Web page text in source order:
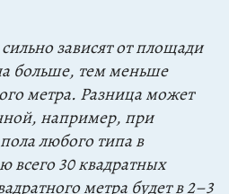
зависят от площади
больше, тем меньше
метра. Разница может
например, при
любого типа в
30 квадратных
метра будет в 2–3